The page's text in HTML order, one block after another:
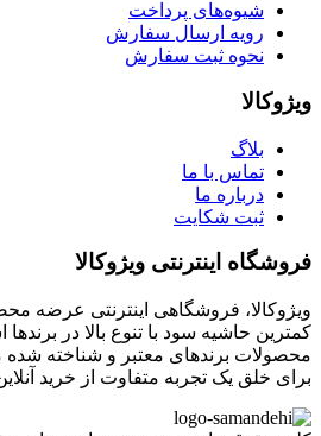
شیوه‌های پرداخت
رویه ارسال سفارش
نحوه ثبت سفارش
ویژوکالا
بلاگ
تماس با ما
درباره ما
ثبت شکایت
فروشگاه اینترنتی ویژوکالا
ویژوکالا، فروشگاهی اینترنتی عرضه
کمترین حاشیه سود با تنوع بالا در
محصولات برندهای معتبر و شناخته شده
برای خلق یک تجربه متفاوت از خرید